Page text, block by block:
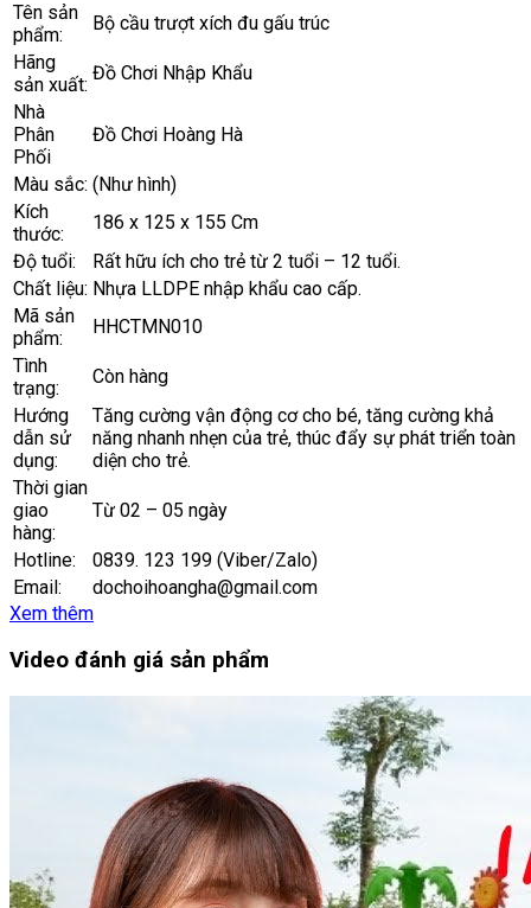
Tên sản
phẩm:
Bộ cầu trượt xích đu gấu trúc
Hãng
sản xuất:
Đồ Chơi Nhập Khẩu
Nhà
Phân
Phối
Đồ Chơi Hoàng Hà
Màu sắc: (Như hình)
Kích
thước:
186 x 125 x 155 Cm
Độ tuổi:
Rất hữu ích cho trẻ từ 2 tuổi – 12 tuổi.
Chất liệu: Nhựa LLDPE nhập khẩu cao cấp.
Mã sản
phẩm:
HHCTMN010
Tình
trạng:
Còn hàng
Hướng
dẫn sử
dụng:
Tăng cường vận động cơ cho bé, tăng cường khả
năng nhanh nhẹn của trẻ, thúc đẩy sự phát triển toàn
diện cho trẻ.
Thời gian
giao
hàng:
Từ 02 – 05 ngày
Hotline:
0839. 123 199 (Viber/Zalo)
Email:
dochoihoangha@gmail.com
Xem thêm
Video đánh giá sản phẩm